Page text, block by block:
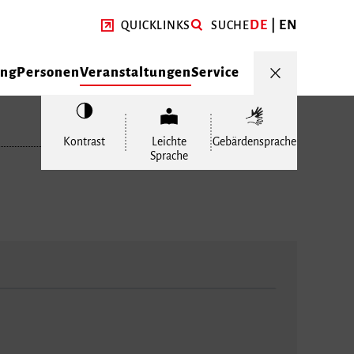
QUICKLINKS SUCHEDE EN
PersonenVeranstaltungenService
Kontrast
Leichte
Sprache
Gebärdensprache